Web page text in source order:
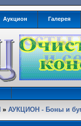
Аукцион Галерея
»АУКЦИОН - Боны и